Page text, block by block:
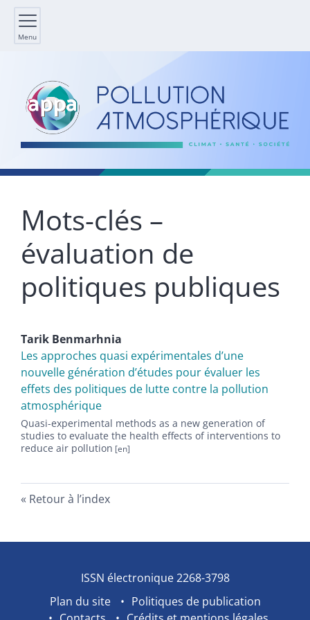
Menu
Mots-clés –
évaluation de
politiques publiques
Tarik Benmarhnia
Les approches quasi expérimentales d’une
nouvelle génération d’études pour évaluer les
effets des politiques de lutte contre la pollution
atmosphérique
Quasi-experimental methods as a new generation of
studies to evaluate the health effects of interventions to
reduce air pollution
Retour à l’index
ISSN électronique 2268-3798
Plan du site
Politiques de publication